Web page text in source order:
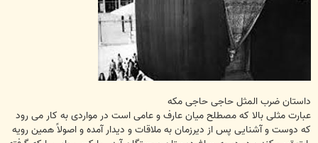
داستان ضرب المثل حاجی حاجی مکه
عبارت مثلی بالا که مصطلح میان عارف و عامی است در مواردی به کار می رود
که دوست و آشنایی پس از دیرزمان به ملاقات و دیدار آمده و اصولاً همین رویه